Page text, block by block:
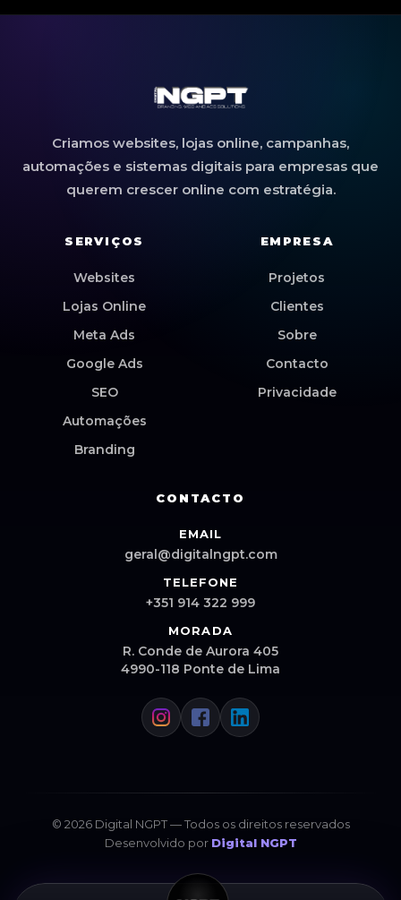
Criamos websites, lojas online, campanhas,
automações e sistemas digitais para empresas que
querem crescer online com estratégia.
SERVIÇOS
Websites
Lojas Online
Meta Ads
Google Ads
SEO
Automações
Branding
EMPRESA
Projetos
Clientes
Sobre
Contacto
Privacidade
CONTACTO
EMAIL
geral@digitalngpt.com
TELEFONE
+351 914 322 999
MORADA
R. Conde de Aurora 405
4990-118 Ponte de Lima
© 2026 Digital NGPT — Todos os direitos reservados
Desenvolvido por Digital NGPT